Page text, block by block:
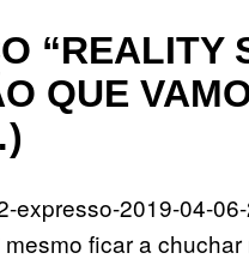
“REALITY
QUE
ficar a